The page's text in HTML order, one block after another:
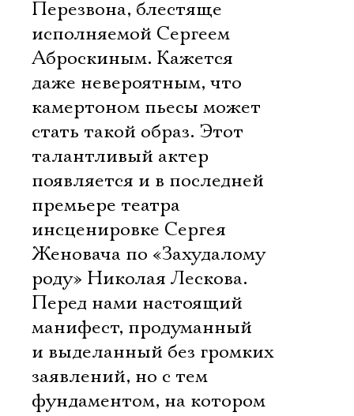
Перезвона, блестяще
исполняемой Сергеем
Аброскиным. Кажется
даже невероятным, что
камертоном пьесы может
стать такой образ. Этот
талантливый актер
появляется и в последней
премьере театра 
инсценировке Сергея
Женовача по «Захудалому
роду» Николая Лескова.
Перед нами настоящий
манифест, продуманный
и выделанный без громких
заявлений, но с тем
фундаментом, на котором